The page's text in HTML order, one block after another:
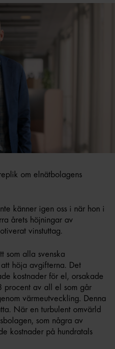
om elnätbolagens
känner igen oss i när hon i
årets höjningar av
vinstuttag.
som alla svenska
höja avgifterna. Det
kostnader för el, orsakade
procent av all el som går
värmeutveckling. Denna
När en turbulent omvärld
som några av
kostnader på hundratals